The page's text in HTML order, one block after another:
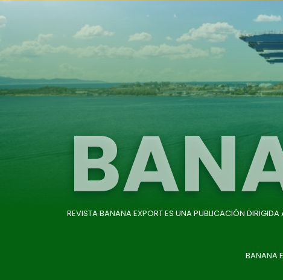
REVISTA BANANA EXPORT ES UNA PUBLICACIÓN
BANANA